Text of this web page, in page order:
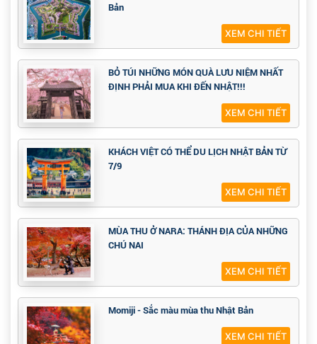
Bản
XEM CHI TIẾT
BỎ TÚI NHỮNG MÓN QUÀ LƯU NIỆM NHẤT
ĐỊNH PHẢI MUA KHI ĐẾN NHẬT!!!
XEM CHI TIẾT
KHÁCH VIỆT CÓ THỂ DU LỊCH NHẬT BẢN TỪ
7/9
XEM CHI TIẾT
MÙA THU Ở NARA: THÁNH ĐỊA CỦA NHỮNG
CHÚ NAI
XEM CHI TIẾT
Momiji - Sắc màu mùa thu Nhật Bản
XEM CHI TIẾT